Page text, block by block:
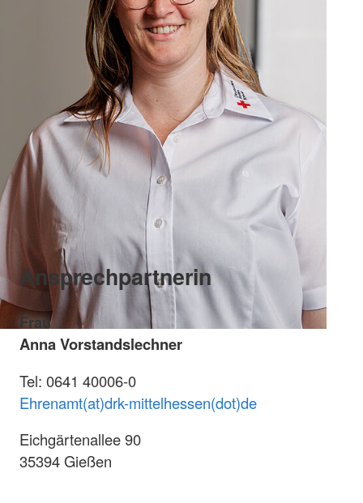
Ansprechpartnerin
Frau
Anna Vorstandslechner
Tel: 0641 40006-0
Ehrenamt(at)drk-mittelhessen(dot)de
Eichgärtenallee 90
35394 Gießen